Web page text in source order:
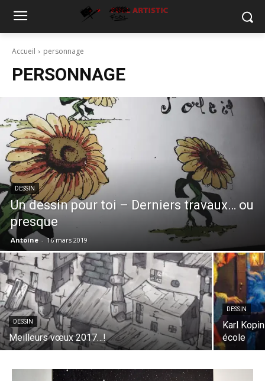
Accueil personnage
PERSONNAGE
DESSIN
Un dessin pour toi – Derniers travaux… ou
presque
Antoine - 16 mars 2019
DESSIN
Meilleurs vœux 2017…!
DESSIN
Karl
école